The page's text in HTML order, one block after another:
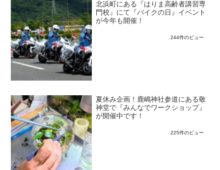
北浜町にある『はりま高齢者講習専
門校』にて『バイクの日』イベント
が今年も開催！
244件のビュー
夏休み企画！鹿嶋神社参道にある敬
神堂で『みんなでワークショップ』
が開催中です！
225件のビュー